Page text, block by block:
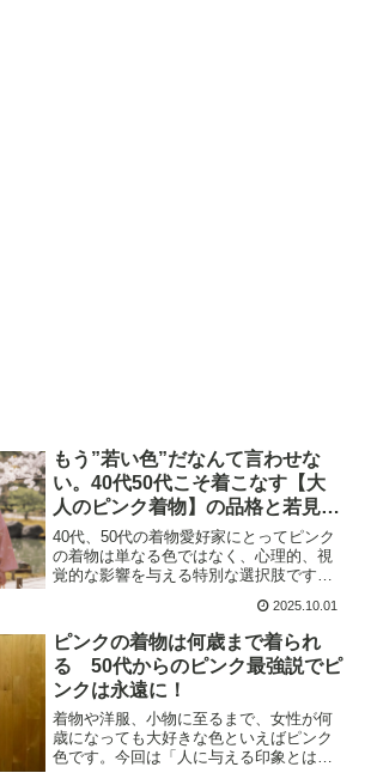
もう”若い色”だなんて言わせな
い。40代50代こそ着こなす【大
人のピンク着物】の品格と若見え
効果
40代、50代の着物愛好家にとってピンク
の着物は単なる色ではなく、心理的、視
覚的な影響を与える特別な選択肢です。
境にためらう方もいましたが、現在では
「ピンク最強説」もあるほど、年齢を重
ねた女性にこそ積極的に取り入れてほし
い色という意見が多く見られます。
2025.10.01
ピンクの着物は何歳まで着られ
る 50代からのピンク最強説でピ
ンクは永遠に！
着物や洋服、小物に至るまで、女性が何
歳になっても大好きな色といえばピンク
色です。今回は「人に与える印象とは何